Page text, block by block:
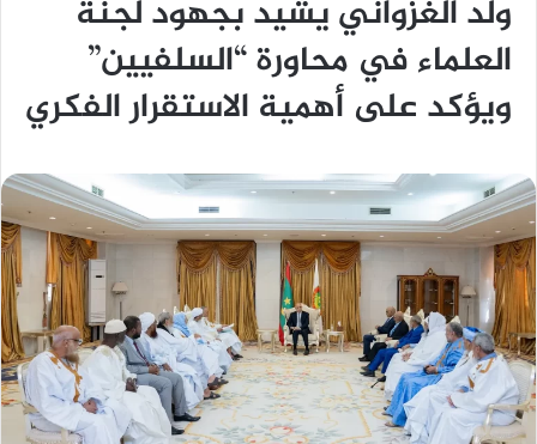
ولد الغزواني يشيد بجهود لجنة
العلماء في محاورة “السلفيين”
ويؤكد على أهمية الاستقرار الفكري